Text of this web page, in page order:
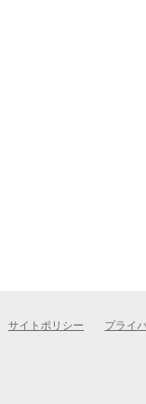
サイトポリシー プライ